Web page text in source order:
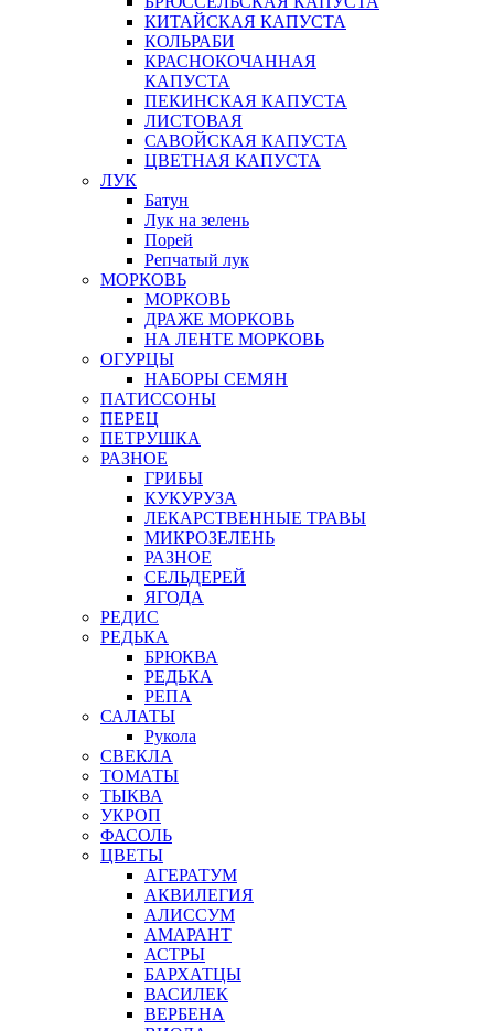
КИТАЙСКАЯ КАПУСТА
КОЛЬРАБИ
КРАСНОКОЧАННАЯ
КАПУСТА
ПЕКИНСКАЯ КАПУСТА
ЛИСТОВАЯ
САВОЙСКАЯ КАПУСТА
ЦВЕТНАЯ КАПУСТА
ЛУК
Батун
Лук на зелень
Порей
Репчатый лук
МОРКОВЬ
МОРКОВЬ
ДРАЖЕ МОРКОВЬ
НА ЛЕНТЕ МОРКОВЬ
ОГУРЦЫ
НАБОРЫ СЕМЯН
ПАТИССОНЫ
ПЕРЕЦ
ПЕТРУШКА
РАЗНОЕ
ГРИБЫ
КУКУРУЗА
ЛЕКАРСТВЕННЫЕ ТРАВЫ
МИКРОЗЕЛЕНЬ
РАЗНОЕ
СЕЛЬДЕРЕЙ
ЯГОДА
РЕДИС
РЕДЬКА
БРЮКВА
РЕДЬКА
РЕПА
САЛАТЫ
Рукола
СВЕКЛА
ТОМАТЫ
ТЫКВА
УКРОП
ФАСОЛЬ
ЦВЕТЫ
АГЕРАТУМ
АКВИЛЕГИЯ
АЛИССУМ
АМАРАНТ
АСТРЫ
БАРХАТЦЫ
ВАСИЛЕК
ВЕРБЕНА